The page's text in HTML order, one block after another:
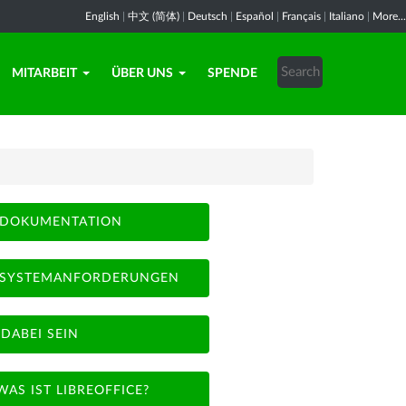
English 中文 (简体) Deutsch Español Français Italiano More...
MITARBEIT ÜBER UNS SPENDE
DOKUMENTATION
SYSTEMANFORDERUNGEN
DABEI SEIN
IST LIBREOFFICE?